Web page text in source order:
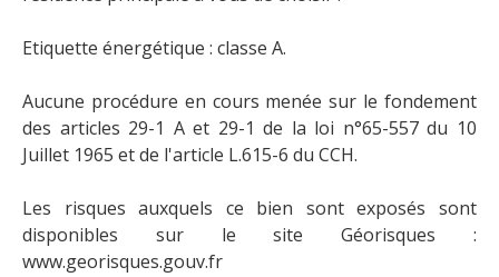
Etiquette énergétique : classe A.
Aucune procédure en cours menée sur le fondement
des articles 29-1 A et 29-1 de la loi n°65-557 du 10
Juillet 1965 et de l'article L.615-6 du CCH.
Les risques auxquels ce bien sont exposés sont
disponibles sur le site Géorisques :
www.georisques.gouv.fr